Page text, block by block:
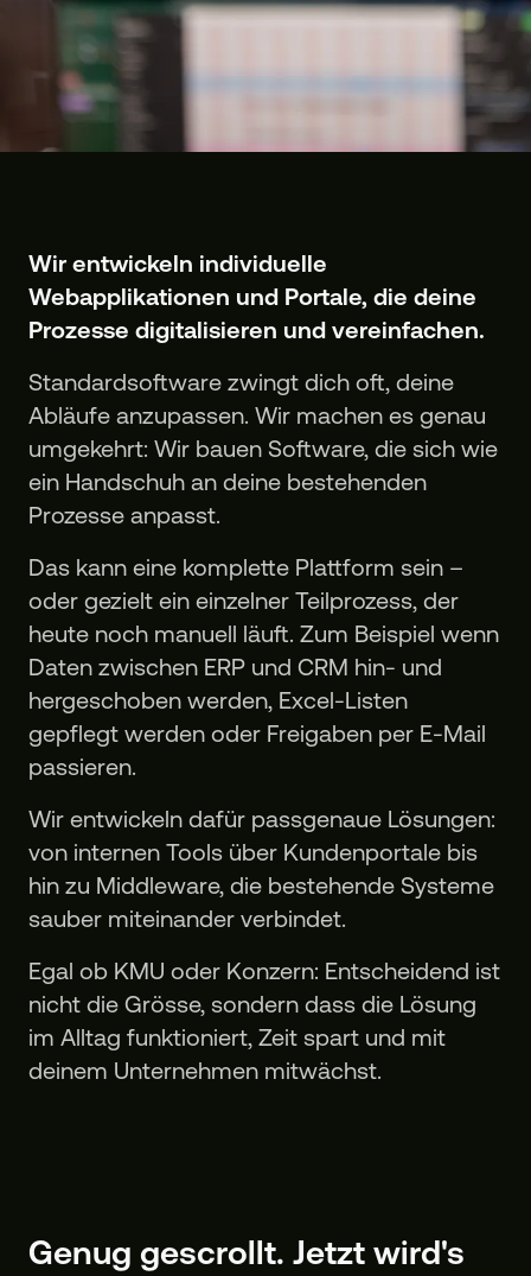
Wir entwickeln individuelle
Webapplikationen und Portale, die deine
Prozesse digitalisieren und vereinfachen.
Standardsoftware zwingt dich oft, deine
Abläufe anzupassen. Wir machen es genau
umgekehrt: Wir bauen Software, die sich wie
ein Handschuh an deine bestehenden
Prozesse anpasst.
Das kann eine komplette Plattform sein –
oder gezielt ein einzelner Teilprozess, der
heute noch manuell läuft. Zum Beispiel wenn
Daten zwischen ERP und CRM hin- und
hergeschoben werden, Excel-Listen
gepflegt werden oder Freigaben per E-Mail
passieren.
Wir entwickeln dafür passgenaue Lösungen:
von internen Tools über Kundenportale bis
hin zu Middleware, die bestehende Systeme
sauber miteinander verbindet.
Egal ob KMU oder Konzern: Entscheidend ist
nicht die Grösse, sondern dass die Lösung
im Alltag funktioniert, Zeit spart und mit
deinem Unternehmen mitwächst.
Genug gescrollt. Jetzt wird's